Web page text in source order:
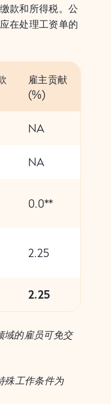
款和所得税。公
在处理工资单的
雇主贡献
(%)
NA
NA
0.0**
2.25
2.25
域的雇员可免交
殊工作条件为